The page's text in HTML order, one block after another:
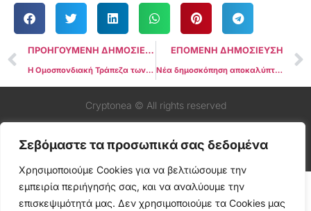
Σεβόμαστε τα προσωπικά σας δεδομένα
Χρησιμοποιούμε Cookies για να βελτιώσουμε την
εμπειρία περιήγησής σας, και να αναλύουμε την
επισκεψιμότητά μας. Δεν χρησιμοποιούμε τα Cookies μας
ΠΡΟΗΓΟΥΜΕΝΗ ΔΗΜΟΣΙΕΥΣΗ
Η Ομοσπονδιακή Τράπεζα των ΗΠΑ μειώνει τα επιτόκια κατά 25 μονάδες βάσης ενόψει του 2025
ΕΠΟΜΕΝΗ ΔΗΜΟΣΙΕΥΣΗ
Νέα δημοσκόπηση αποκαλύπτει ότι 1 στους 5 ψηφοφόρους στις ΗΠΑ ασχολείται με τα κρυπτονομίσματα
Cryptonea © All rights reserved